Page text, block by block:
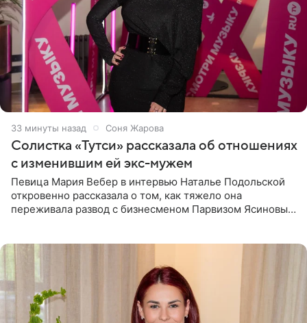
33 минуты назад Соня Жарова
Солистка «Тутси» рассказала об отношениях
с изменившим ей экс-мужем
Певица Мария Вебер в интервью Наталье Подольской
откровенно рассказала о том, как тяжело она
переживала развод с бизнесменом Парвизом Ясиновым.